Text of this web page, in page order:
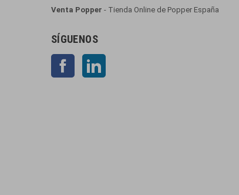
Venta Popper - Tienda Online de Popper España
SÍGUENOS
Facebook